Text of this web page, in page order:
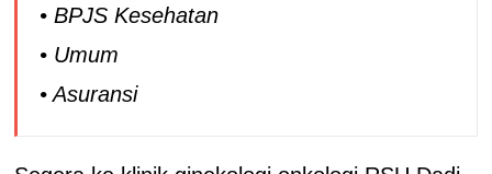
• BPJS Kesehatan
• Umum
• Asuransi